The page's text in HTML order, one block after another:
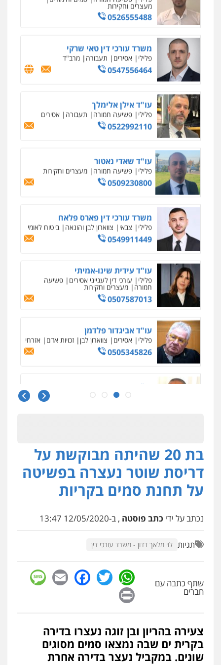
משרד עורכי דין טאי שרקי
פלילי אסירים תעבורה
עו"ד אילן אלימלך
פלילי פשיעה חמורה אסירים
עו"ד שאדי נאטור
פלילי פשיעה חמורה
משרד עורכי דין פארס פלאח
פלילי צבאי צווארון לבן והונאה ביטוח לאומי
עו"ד עידית שינו-אמיתי
פלילי עורכי דין לענייני אסירים פשיעה
חמורה מעצרים וחקירות
עו"ד אביגדור פלדמן
פלילי אסירים צווארון לבן אזרחי
עו"ד יאיר בן סימון
פלילי תעבורה אזרחי
עו"ד נס בן נתן
עו"ד משה פלמור
פלילי כלכלי צווארון לבן עורכי דין לענייני
אסירים
0549732303
פלילי בטחוני צבאי נזיקין
פשע חמור תעבורה צבא מעצרים
וחקירות
0542255161
פלילי פשיעה חמורה סמים מעצרים
וחקירות
0544723840
בת 20 שהיתה מבוקשת על
דריסת שוטר נעצרה בפשיטה
על תחנת סמים בקריות
נכתב על ידי כתב פוסטה , ב-12/05/2020 13:47
תגיות לוי מלאך דדון - משרד עורכי דין
שתף כתבה עם
חברים
WhatsApp
Twitter
Facebook
Email
צעירה בהריון ובן זוגה נעצרו בדירה
בקרית ים שבה נמצאו סמים מסוגים
שונים. במקביל נעצר בדירה אחרת